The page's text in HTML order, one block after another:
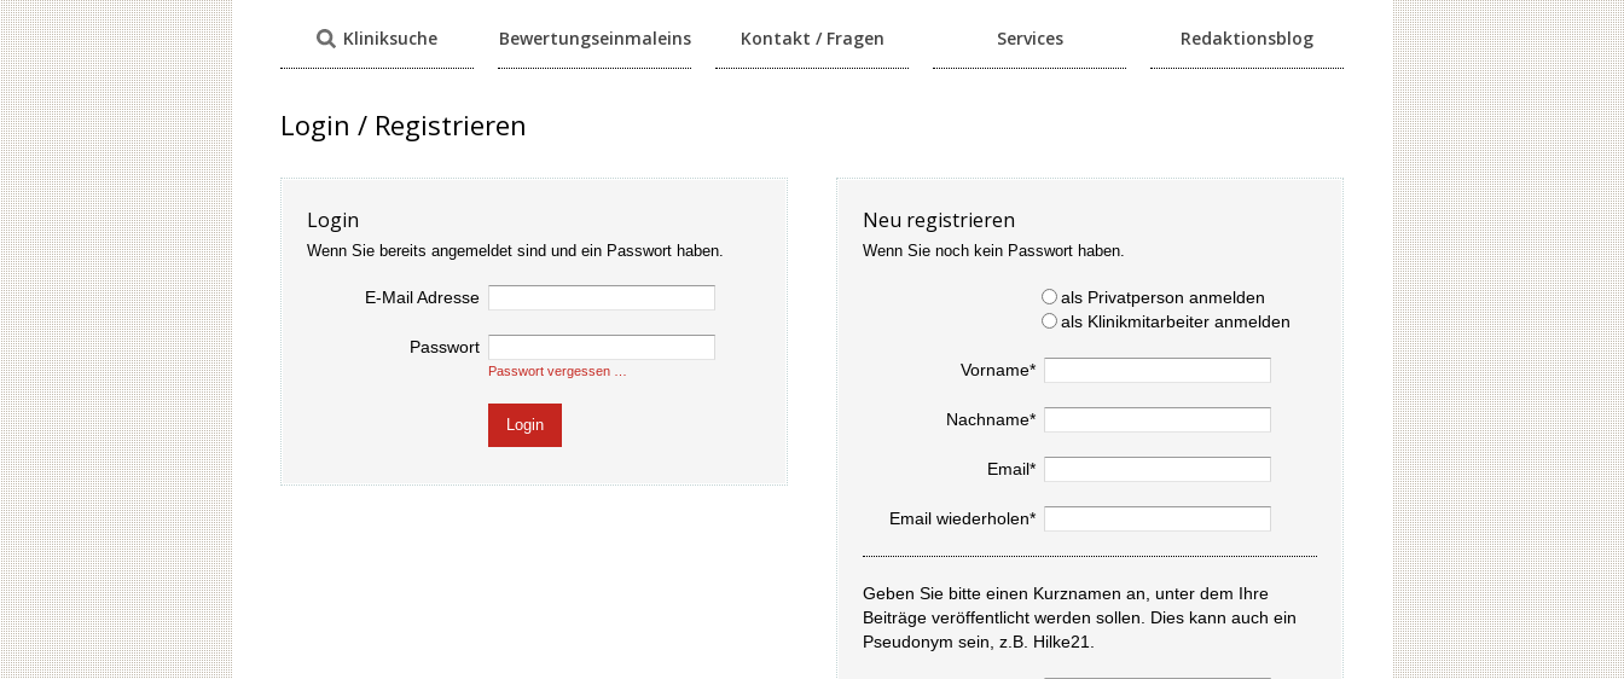
Kliniksuche Bewertungseinmaleins Kontakt / Fragen Services Redaktionsblog
Login / Registrieren
Login
Wenn Sie bereits angemeldet sind und ein Passwort haben.
E-Mail Adresse
Passwort
Passwort vergessen …
Neu registrieren
Wenn Sie noch kein Passwort haben.
als Privatperson anmelden
als Klinikmitarbeiter anmelden
Vorname*
Nachname*
Email*
Email wiederholen*
Geben Sie bitte einen Kurznamen an, unter dem Ihre
Beiträge veröffentlicht werden sollen. Dies kann auch ein
Pseudonym sein, z.B. Hilke21.